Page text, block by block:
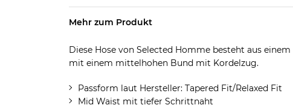
Mehr zum Produkt
Diese Hose von Selected Homme besteht aus
mit einem mittelhohen Bund mit Kordelzug.
Passform laut Hersteller: Tapered Fit/Relaxed Fit
Mid Waist mit tiefer Schrittnaht